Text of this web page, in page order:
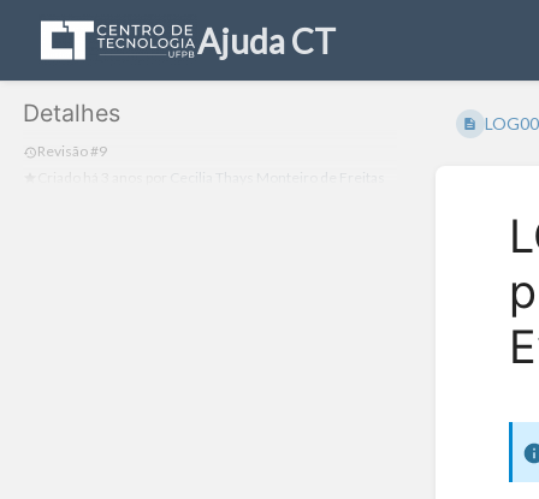
Ajuda CT
Detalhes
Revisão #9
Cecilia Thays Monteiro de Freitas